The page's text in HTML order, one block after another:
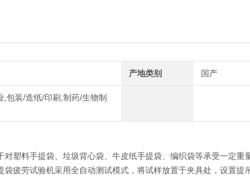
产地类别 国产
,包装/造纸/印刷,制药/生物制
对塑料手提袋、垃圾背心袋、牛皮纸手提袋、编织袋等承受一定重
袋疲劳试验机采用全自动测试模式，将试样放置于夹具处，设置提